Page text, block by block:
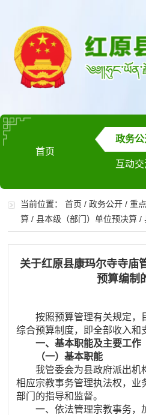
首页
政务公
互动
当前位置：首页 /政务公开 /重
算 /县本级（部门）单位预决算 /
关于红原县康玛尔寺寺庙
预算编制
按照预算管理有关规定，
综合预算制度，即全部收入和
一、基本职能及主要工作
（一）基本职能
我管委会为县政府派出机
相应宗教事务管理执法权，业
部门的指导和监督。
一、依法管理宗教事务，